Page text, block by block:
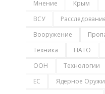
Мнение Крым
ВСУ
Вооружение
Техника
НАТО
ООН
Технологии
ЕС
Ядерное